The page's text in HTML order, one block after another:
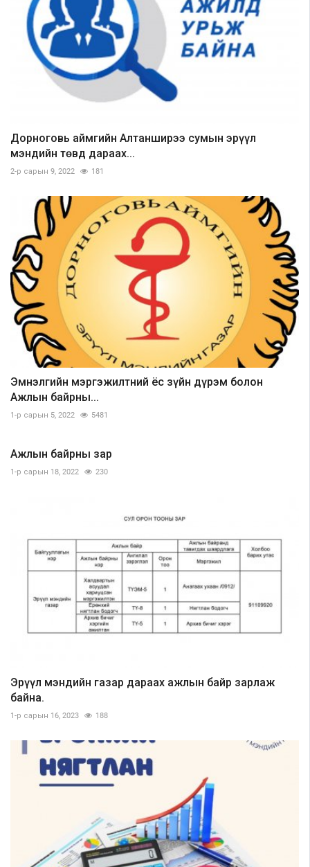
Дорноговь аймгийн Алтанширээ сумын эрүүл
мэндийн төвд дараах...
2-р сарын 9, 2022 181
Эмнэлгийн мэргэжилтний ёс зүйн дүрэм болон
Ажлын байрны...
1-р сарын 5, 2022 5481
Ажлын байрны зар
1-р сарын 18, 2022 230
Эрүүл мэндийн газар дараах ажлын байр зарлаж
байна.
1-р сарын 16, 2023 188